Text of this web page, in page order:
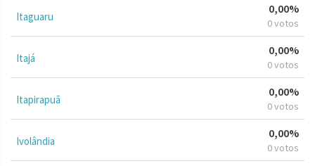
Itaguaru
0,00%
0 votos
Itajá
0,00%
0 votos
Itapirapuã
0,00%
0 votos
Ivolândia
0,00%
0 votos